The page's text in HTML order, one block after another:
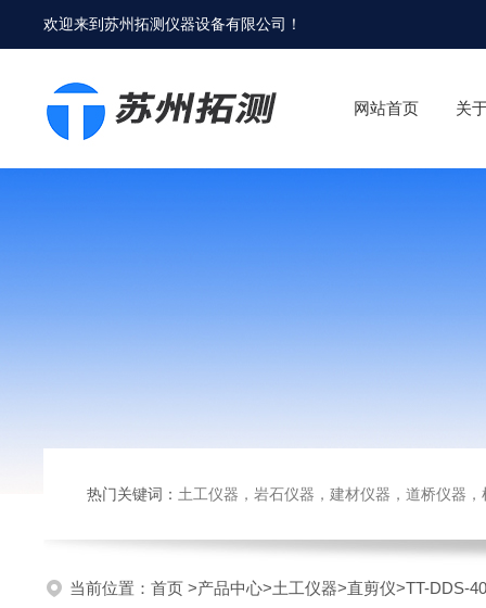
欢迎来到苏州拓测仪器设备有限公司 ！
网站首页 关
热门关键词： 土工仪器，岩石仪器，建材仪器，道桥仪器，检测
当前位置： 首页 >产品中心>土工仪器>直剪仪>TT-DDS-